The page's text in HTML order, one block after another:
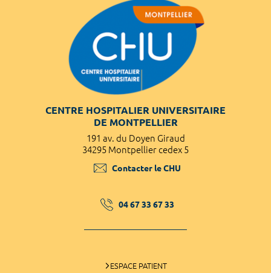
CENTRE HOSPITALIER UNIVERSITAIRE
DE MONTPELLIER
191 av. du Doyen Giraud
34295 Montpellier cedex 5
Contacter le CHU
04 67 33 67 33
ESPACE PATIENT